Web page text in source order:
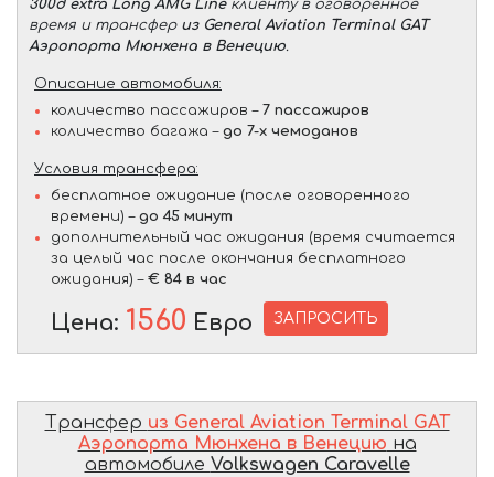
300d extra Long AMG Lineклиенту в оговоренное
время и трансфер из General Aviation Terminal GAT
Аэропорта Мюнхена в Венецию.
Описание автомобиля:
количество пассажиров – 7 пассажиров
количество багажа – до 7-х чемоданов
Условия трансфера:
бесплатное ожидание (после оговоренного
времени) – до 45 минут
дополнительный час ожидания (время считается
за целый час после окончания бесплатного
ожидания) – € 84 в час
Цена: 1560 Евро ЗАПРОСИТЬ
Трансфер из General Aviation Terminal GAT
Аэропорта Мюнхена в Венецию на
автомобиле Volkswagen Caravelle